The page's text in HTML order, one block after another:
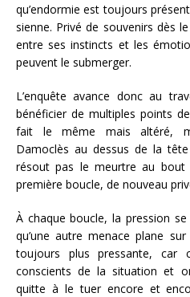
qu’endormie est toujours
sienne. Privé de souvenirs dès
entre ses instincts et les
peuvent le submerger.
L’enquête avance donc au
bénéficier de multiples points
fait le même mais altéré,
Damoclès au dessus de la
résout pas le meurtre au
première boucle, de nouveau
À chaque boucle, la pression
qu’une autre menace plane
toujours plus pressante, car
conscients de la situation et
quitte à le tuer encore et